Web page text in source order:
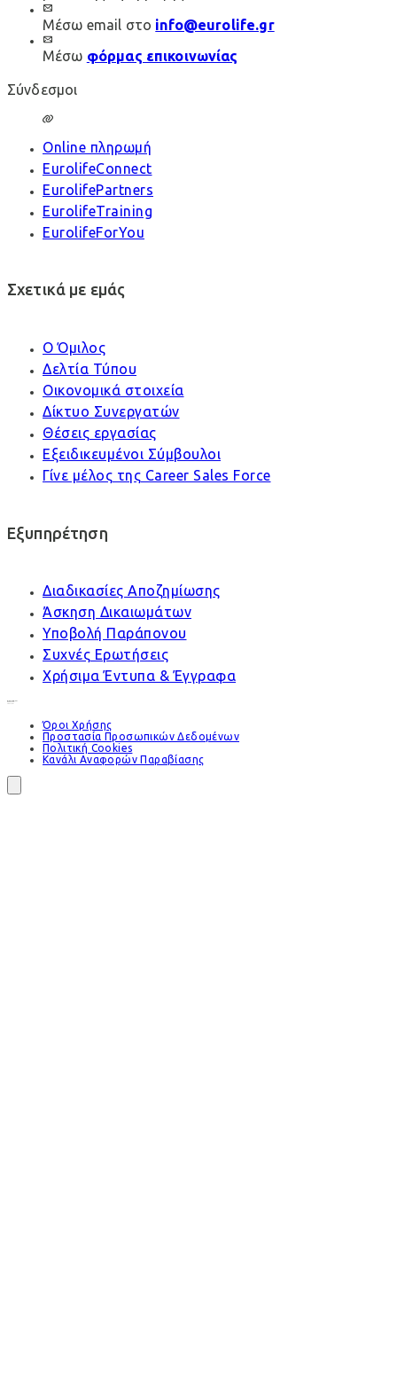
Μέσω email στο info@eurolife.gr
Μέσω φόρμας επικοινωνίας
Σύνδεσμοι
Online πληρωμή
EurolifeConnect
EurolifePartners
EurolifeTraining
EurolifeForYou
Σχετικά με εμάς
Ο Όμιλος
Δελτία Τύπου
Οικονομικά στοιχεία
Δίκτυο Συνεργατών
Θέσεις εργασίας
Εξειδικευμένοι Σύμβουλοι
Γίνε μέλος της Career Sales Force
Εξυπηρέτηση
Διαδικασίες Αποζημίωσης
Άσκηση Δικαιωμάτων
Υποβολή Παράπονου
Συχνές Ερωτήσεις
Χρήσιμα Έντυπα & Έγγραφα
Όροι Χρήσης
Προστασία Προσωπικών Δεδομένων
Πολιτική Cookies
Κανάλι Αναφορών Παραβίασης